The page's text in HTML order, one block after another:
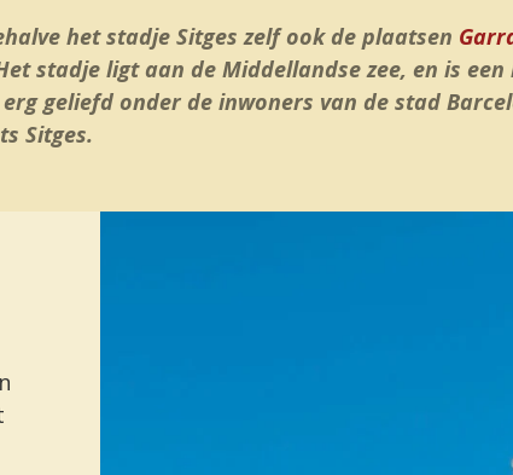
het stadje Sitges zelf ook de plaatsen
stadje ligt aan de Middellandse zee, en is
geliefd onder de inwoners van de stad
Sitges.